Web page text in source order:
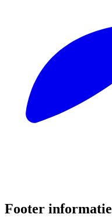
Footer informatie